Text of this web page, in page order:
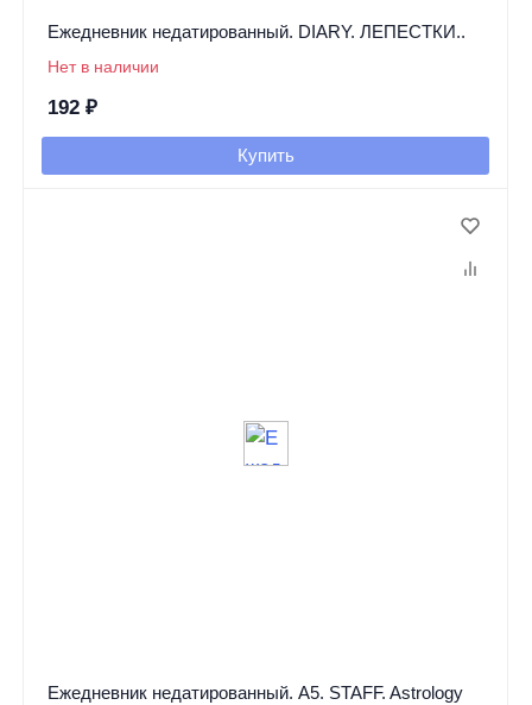
Ежедневник недатированный. DIARY. ЛЕПЕСТКИ..
Нет в наличии
192 ₽
Купить
Ежедневник недатированный. А5. STAFF. Astrology